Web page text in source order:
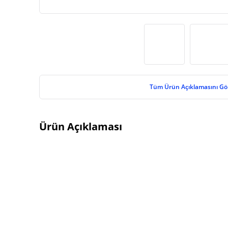
Tüm Ürün Açıklamasını
Ürün Açıklaması